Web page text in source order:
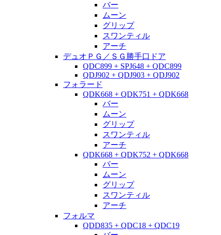
バー
ムーン
グリップ
スワンティル
アーチ
デュオＰＧ／ＳＧ勝手口ドア
QDC899 + SPJ648 + QDC899
QDJ902 + QDJ903 + QDJ902
フォラード
QDK668 + QDK751 + QDK668
バー
ムーン
グリップ
スワンティル
アーチ
QDK668 + QDK752 + QDK668
バー
ムーン
グリップ
スワンティル
アーチ
フォルマ
QDD835 + QDC18 + QDC19